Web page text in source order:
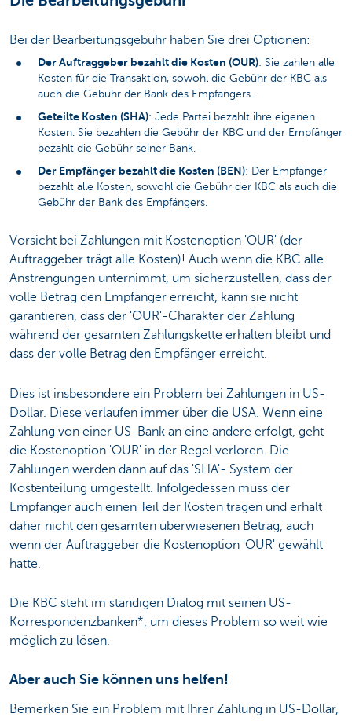
Bei der Bearbeitungsgebühr haben Sie drei Optionen:
Der Auftraggeber bezahlt die Kosten (OUR): Sie zahlen alle
Kosten für die Transaktion, sowohl die Gebühr der KBC als
auch die Gebühr der Bank des Empfängers.
Geteilte Kosten (SHA): Jede Partei bezahlt ihre eigenen
Kosten. Sie bezahlen die Gebühr der KBC und der Empfänger
bezahlt die Gebühr seiner Bank.
Der Empfänger bezahlt die Kosten (BEN): Der Empfänger
bezahlt alle Kosten, sowohl die Gebühr der KBC als auch die
Gebühr der Bank des Empfängers.
Vorsicht bei Zahlungen mit Kostenoption 'OUR' (der
Auftraggeber trägt alle Kosten)! Auch wenn die KBC alle
Anstrengungen unternimmt, um sicherzustellen, dass der
volle Betrag den Empfänger erreicht, kann sie nicht
garantieren, dass der 'OUR'-Charakter der Zahlung
während der gesamten Zahlungskette erhalten bleibt und
dass der volle Betrag den Empfänger erreicht.
Dies ist insbesondere ein Problem bei Zahlungen in US-
Dollar. Diese verlaufen immer über die USA. Wenn eine
Zahlung von einer US-Bank an eine andere erfolgt, geht
die Kostenoption 'OUR' in der Regel verloren. Die
Zahlungen werden dann auf das 'SHA'- System der
Kostenteilung umgestellt. Infolgedessen muss der
Empfänger auch einen Teil der Kosten tragen und erhält
daher nicht den gesamten überwiesenen Betrag, auch
wenn der Auftraggeber die Kostenoption 'OUR' gewählt
hatte.
Die KBC steht im ständigen Dialog mit seinen US-
Korrespondenzbanken*, um dieses Problem so weit wie
möglich zu lösen.
Aber auch Sie können uns helfen!
Bemerken Sie ein Problem mit Ihrer Zahlung in US-Dollar,